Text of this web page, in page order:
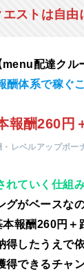
エストは自由
menu配達クル
酬体系で稼ぐ
報酬260円
・レベルアップボー
れていく仕組
グがベースな
本報酬260円＋
したうえで
できるチャ